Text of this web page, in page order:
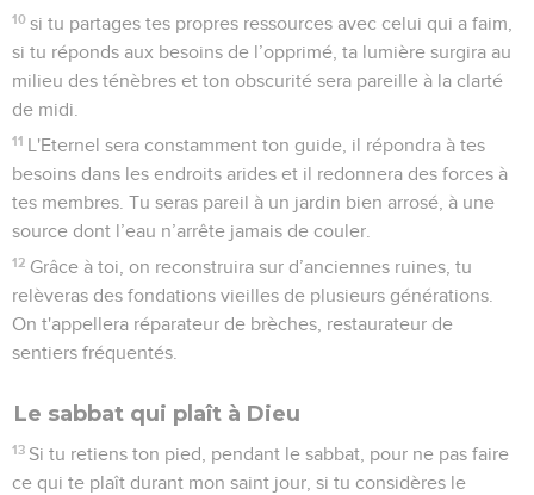
10 si tu partages tes propres ressources avec celui qui a faim,
si tu réponds aux besoins de l’opprimé, ta lumière surgira au
milieu des ténèbres et ton obscurité sera pareille à la clarté
de midi.
11 L'Eternel sera constamment ton guide, il répondra à tes
besoins dans les endroits arides et il redonnera des forces à
tes membres. Tu seras pareil à un jardin bien arrosé, à une
source dont l’eau n’arrête jamais de couler.
12 Grâce à toi, on reconstruira sur d’anciennes ruines, tu
relèveras des fondations vieilles de plusieurs générations.
On t'appellera réparateur de brèches, restaurateur de
sentiers fréquentés.
Le sabbat qui plaît à Dieu
13 Si tu retiens ton pied, pendant le sabbat, pour ne pas faire
ce qui te plaît durant mon saint jour, si tu considères le